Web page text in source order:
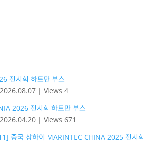
전시회 하트만 부스
2026.08.07 | Views 4
2026 전시회 하트만 부스
2026.04.20 | Views 671
중국 상하이 MARINTEC CHINA 2025 전시